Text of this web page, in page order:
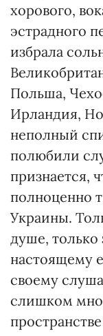
хорового,
эстрадного
избрала
Польша,
Ирландия,
неполный
полюбили
признается,
полноценно
Украины.
душе,
настоящему
своему
слишком